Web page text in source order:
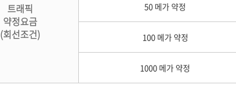
트래픽
약정요금
(회선조건)
50 메가 약정
100 메가 약정
1000 메가 약정